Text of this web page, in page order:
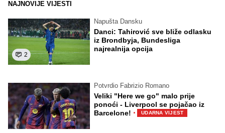
NAJNOVIJE VIJESTI
2
Napušta Dansku
Danci: Tahirović sve bliže odlasku
iz Brondbyja, Bundesliga
najrealnija opcija
Potvrdio Fabrizio Romano
Veliki "Here we go" malo prije
ponoći - Liverpool se pojačao iz
Barcelone! · UDARNA VIJEST